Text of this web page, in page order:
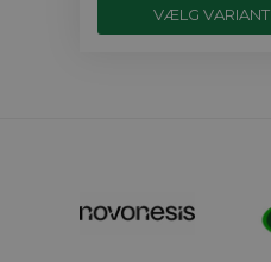
VÆLG VARIANT